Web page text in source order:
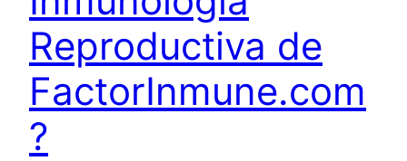
Reproductiva de
FactorInmune.com
?